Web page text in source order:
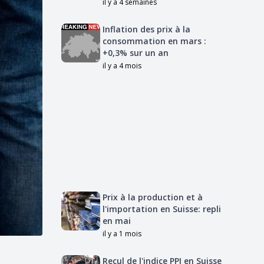
il y a 4 semaines
Inflation des prix à la
consommation en mars :
+0,3% sur un an
il y a 4 mois
Prix à la production et à
l'importation en Suisse: repli
en mai
il y a 1 mois
Recul de l'indice PPI en Suisse